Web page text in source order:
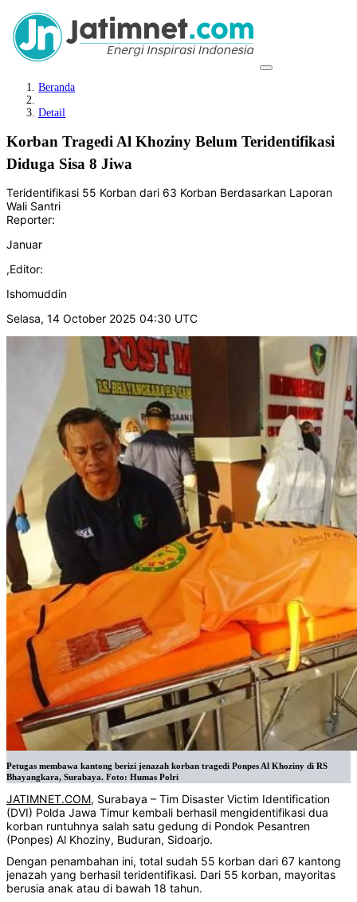
Beranda
Detail
Korban Tragedi Al Khoziny Belum Teridentifikasi
Diduga Sisa 8 Jiwa
Teridentifikasi 55 Korban dari 63 Korban Berdasarkan Laporan
Wali Santri
Reporter:
Januar
,Editor:
Ishomuddin
Selasa, 14 October 2025 04:30 UTC
Petugas membawa kantong berizi jenazah korban tragedi Ponpes Al Khoziny di RS
Bhayangkara, Surabaya. Foto: Humas Polri
JATIMNET.COM, Surabaya – Tim Disaster Victim Identification
(DVI) Polda Jawa Timur kembali berhasil mengidentifikasi dua
korban runtuhnya salah satu gedung di Pondok Pesantren
(Ponpes) Al Khoziny, Buduran, Sidoarjo.
Dengan penambahan ini, total sudah 55 korban dari 67 kantong
jenazah yang berhasil teridentifikasi. Dari 55 korban, mayoritas
berusia anak atau di bawah 18 tahun.